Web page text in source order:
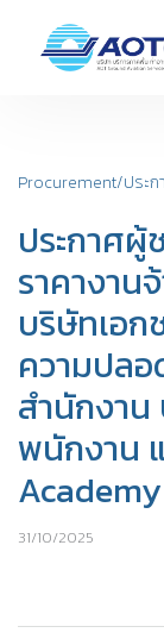
Procurement/
ประกาศผู้
ราคางาน
บริษัทเอก
ความปลอ
สำนักงาน
พนักงาน
31/10/2025